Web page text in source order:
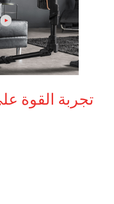
تجربة القوة